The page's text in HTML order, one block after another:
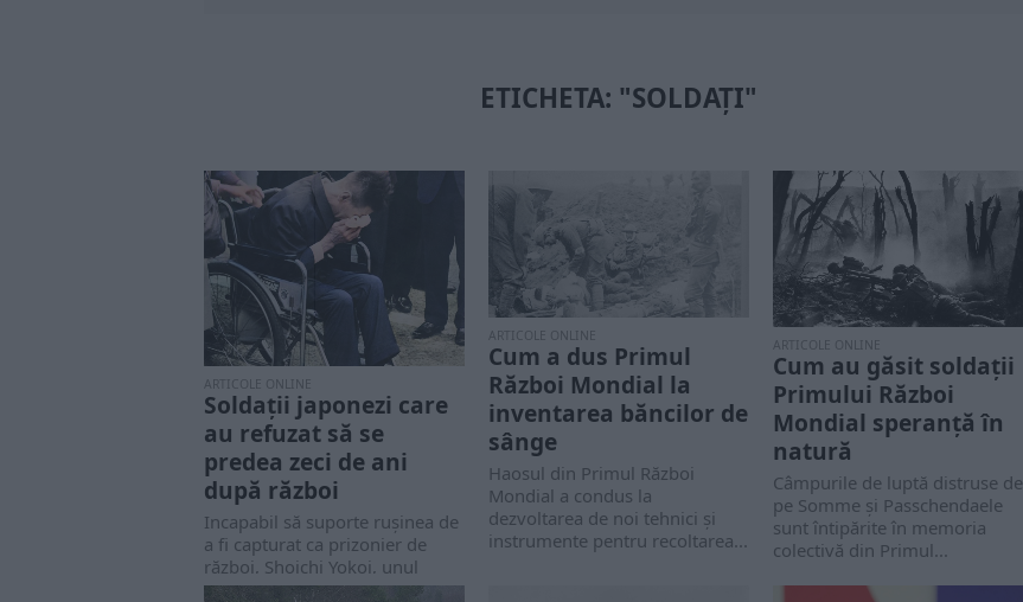
ETICHETA: "SOLDAŢI"
ARTICOLE ONLINE
Soldații japonezi care
au refuzat să se
predea zeci de ani
după război
Incapabil să suporte rușinea de
a fi capturat ca prizonier de
război, Shoichi Yokoi, unul
dintre...
ARTICOLE ONLINE
Cum a dus Primul
Război Mondial la
inventarea băncilor de
sânge
Haosul din Primul Război
Mondial a condus la
dezvoltarea de noi tehnici și
instrumente pentru recoltarea...
ARTICOLE ONLINE
Cum au găsit soldații
Primului Război
Mondial speranță în
natură
Câmpurile de luptă distruse de
pe Somme și Passchendaele
sunt întipărite în memoria
colectivă din Primul...